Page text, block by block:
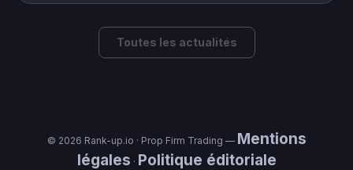
Toutes les actualités
© 2026 Rank-up.io · Prop Firm Trading — Mentions
légales · Politique éditoriale